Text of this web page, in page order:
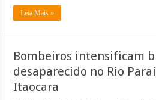
Leia Mais »
Bombeiros intensificam
desaparecido no Rio
Itaocara